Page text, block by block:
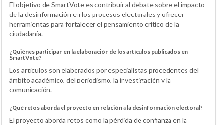
El objetivo de SmartVote es contribuir al debate sobre el impacto
de la desinformación en los procesos electorales y ofrecer
herramientas para fortalecer el pensamiento crítico de la
ciudadanía.
¿Quiénes participan en la elaboración de los artículos publicados en
SmartVote?
Los artículos son elaborados por especialistas procedentes del
ámbito académico, del periodismo, la investigación y la
comunicación.
¿Qué retos aborda el proyecto en relación a la desinformación electoral?
El proyecto aborda retos como la pérdida de confianza en la